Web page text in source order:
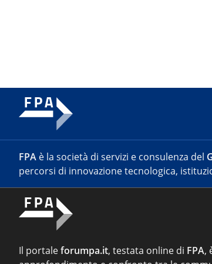
FPA è la società di servizi e consulenza del
percorsi di innovazione tecnologica,
Il portaleforumpa.it, testata online di FPA,